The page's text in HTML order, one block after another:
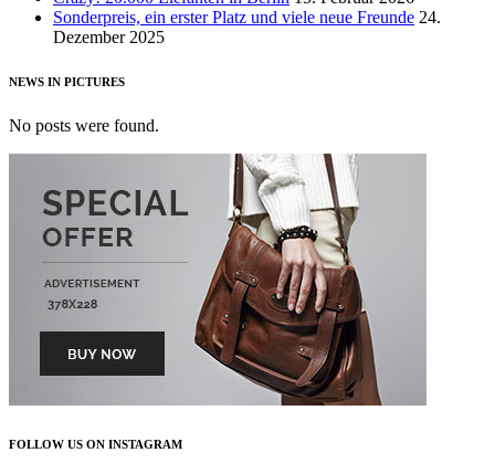
Sonderpreis, ein erster Platz und viele neue Freunde 24.
Dezember 2025
NEWS IN PICTURES
No posts were found.
FOLLOW US ON INSTAGRAM